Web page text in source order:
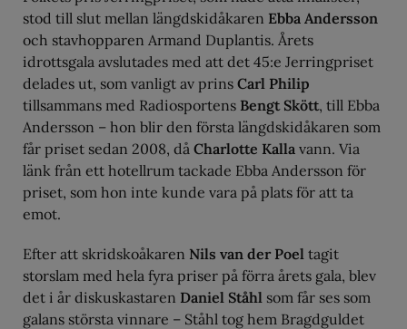
stod till slut mellan längdskidåkaren Ebba Andersson
och stavhopparen Armand Duplantis. Årets
idrottsgala avslutades med att det 45:e Jerringpriset
delades ut, som vanligt av prins Carl Philip
tillsammans med Radiosportens Bengt Skött, till Ebba
Andersson – hon blir den första längdskidåkaren som
får priset sedan 2008, då Charlotte Kalla vann. Via
länk från ett hotellrum tackade Ebba Andersson för
priset, som hon inte kunde vara på plats för att ta
emot.
Efter att skridskoåkaren Nils van der Poel tagit
storslam med hela fyra priser på förra årets gala, blev
det i år diskuskastaren Daniel Ståhl som får ses som
galans största vinnare – Ståhl tog hem Bragdguldet